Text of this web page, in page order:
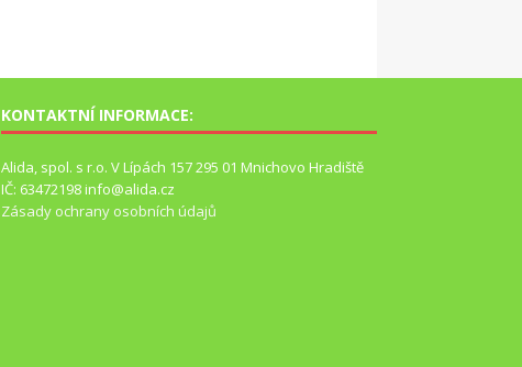
KONTAKTNÍ INFORMACE:
Alida, spol. s r.o. V Lípách 157 295 01 Mnichovo Hradiště
IČ: 63472198 info@alida.cz
Zásady ochrany osobních údajů